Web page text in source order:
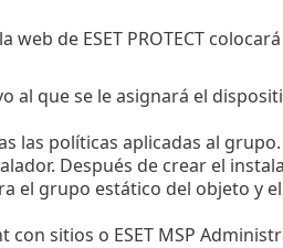
de ESET PROTECT
al que se le asignará el
las políticas aplicadas al grupo.
Después de crear el
el grupo estático del objeto y
sitios o ESET MSP